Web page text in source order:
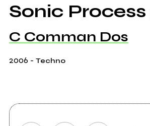
Sonic Process
C Comman Dos
2006 - Techno